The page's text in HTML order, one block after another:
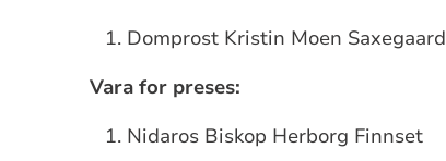
Domprost Kristin Moen Saxegaard
Vara for preses:
Nidaros Biskop Herborg Finnset